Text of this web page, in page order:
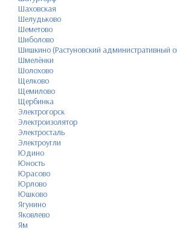
Шаховская
Шелудьково
Шеметово
Шиболово
Шишкино (Растуновский административный
Шмелёнки
Шолохово
Щелково
Щемилово
Щербинка
Электрогорск
Электроизолятор
Электросталь
Электроугли
Юдино
Юность
Юрасово
Юрлово
Юшково
Ягунино
Яковлево
Ям